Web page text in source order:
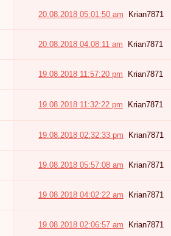
20.08.2018 05:01:50 am Krian7871
20.08.2018 04:08:11 am Krian7871
19.08.2018 11:57:20 pm Krian7871
19.08.2018 11:32:22 pm Krian7871
19.08.2018 02:32:33 pm Krian7871
19.08.2018 05:57:08 am Krian7871
19.08.2018 04:02:22 am Krian7871
19.08.2018 02:06:57 am Krian7871